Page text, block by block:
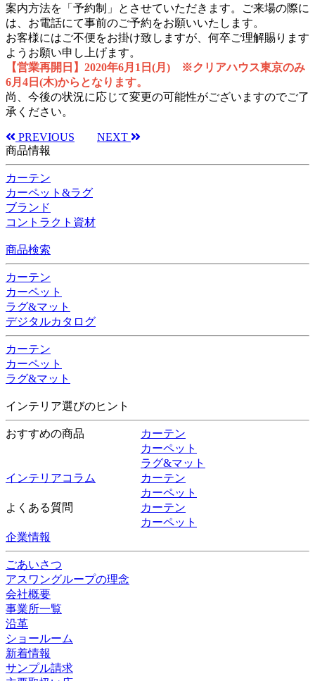
案内方法を「予約制」とさせていただきます。ご来場の際に
は、お電話にて事前のご予約をお願いいたします。
お客様にはご不便をお掛け致しますが、何卒ご理解賜ります
ようお願い申し上げます。
【営業再開日】2020年6月1 日(月) ※クリアハウス東京のみ
6月4日(木)からとなります。
尚、今後の状況に応じて変更の可能性がございますのでご了
承ください。
PREVIOUS
NEXT
商品情報
カーテン
カーペット&ラグ
ブランド
コントラクト資材
商品検索
カーテン
カーペット
ラグ&マット
デジタルカタログ
カーテン
カーペット
ラグ&マット
インテリア選びのヒント
おすすめの商品
カーテン
カーペット
ラグ&マット
インテリアコラム
カーテン
カーペット
よくある質問
カーテン
カーペット
企業情報
ごあいさつ
アスワングループの理念
会社概要
事業所一覧
沿革
ショールーム
新着情報
サンプル請求